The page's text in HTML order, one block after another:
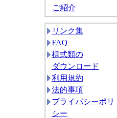
ご紹介
リンク集
FAQ
様式類の
ダウンロード
利用規約
法的事項
プライバシーポリ
シー